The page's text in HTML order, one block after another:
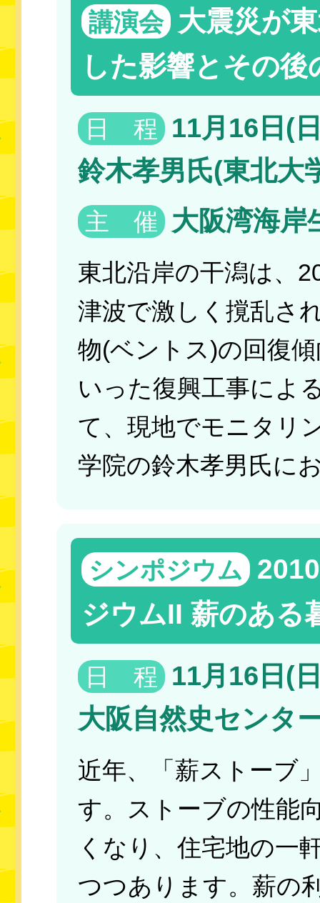
講演会 大震災が
した影響とその
日 程
11月16日(
鈴木孝男氏(東北大
主 催 大阪湾海岸
東北沿岸の干潟は、
津波で激しく撹乱さ
物(ベントス)の回復
いった復興工事によ
て、現地でモニタリ
学院の鈴木孝男氏に
シンポジウム
ジウムII 薪のある
日 程
11月16日(
大阪自然史センタ
近年、「薪ストーブ
す。ストーブの性能
くなり、住宅地の一
つつあります。薪の